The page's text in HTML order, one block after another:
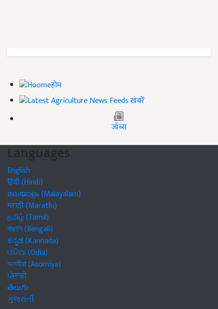
होम
ख़बरें
जॉब्स
Languages
English
हिंदी (Hindi)
മലയാളം (Malayalam)
मराठी (Marathi)
தமிழ் (Tamil)
বাঙালি (Bengali)
ಕನ್ನಡ (Kannada)
ଓଡିଆ (Odia)
অসমীয়া (Asomiya)
ਪੰਜਾਬੀ
తెలుగు
ગુજરાતી